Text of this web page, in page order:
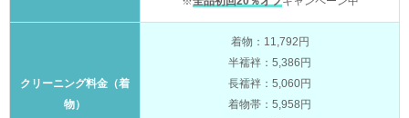
クリーニング料金（着
物）
着物：11,792円
半襦袢：5,386円
長襦袢：5,060円
着物帯：5,958円